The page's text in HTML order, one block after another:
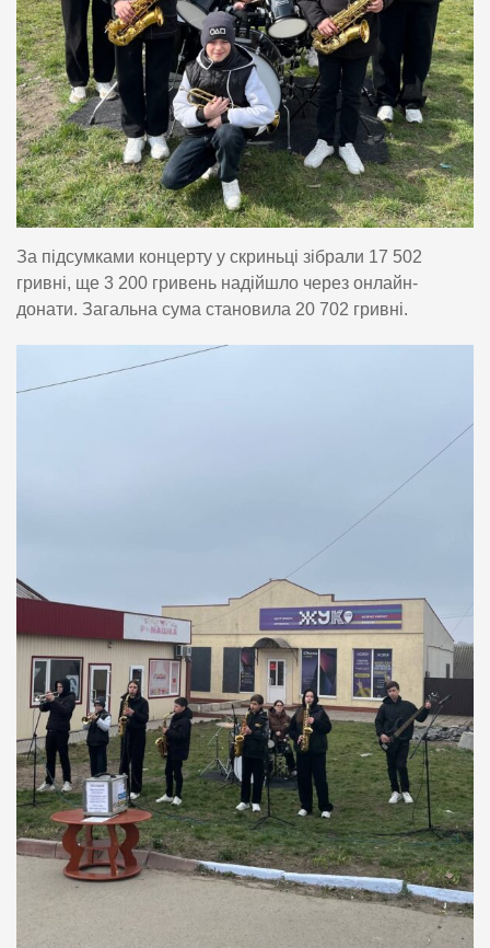
За підсумками концерту у скриньці зібрали 17 502
гривні, ще 3 200 гривень надійшло через онлайн-
донати. Загальна сума становила 20 702 гривні.